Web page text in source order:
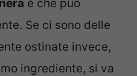
e che può
Se ci sono delle
ostinate invece,
ingrediente, si va